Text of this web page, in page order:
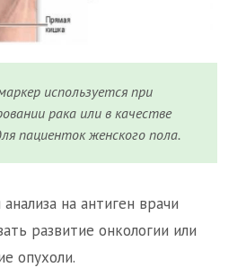
используется при
рака или в качестве
пациенток женского пола.
на антиген врачи
развитие онкологии или
опухоли.